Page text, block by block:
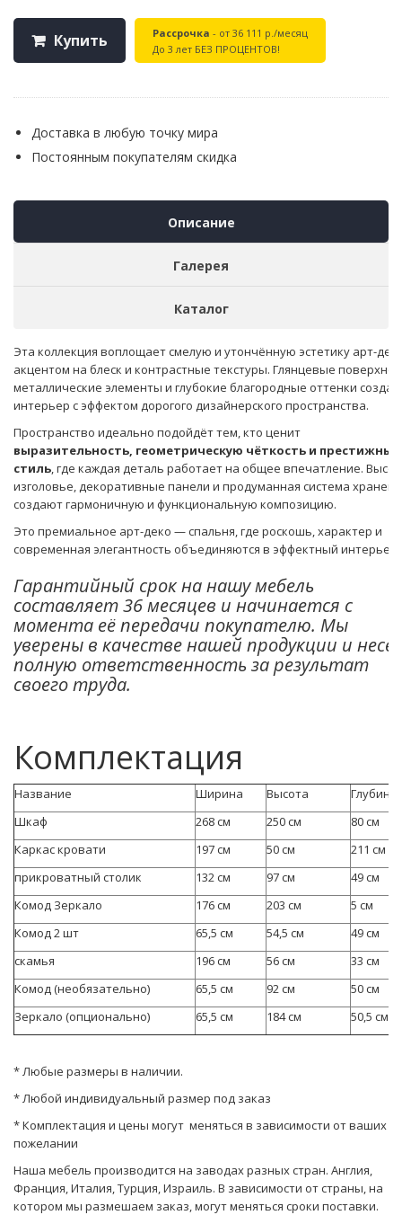
Купить Рассрочка - от 36 111 р./месяц
До 3 лет БЕЗ ПРОЦЕНТОВ!
Доставка в любую точку мира
Постоянным покупателям скидка
Описание
Галерея
Каталог
Эта коллекция воплощает смелую и утончённую эстетику арт-
акцентом на блеск и контрастные текстуры. Глянцевые
металлические элементы и глубокие благородные оттенки
интерьер с эффектом дорогого дизайнерского пространства.
Пространство идеально подойдёт тем, кто ценит
выразительность, геометрическую чёткость и престижный
стиль, где каждая деталь работает на общее впечатление.
изголовье, декоративные панели и продуманная система
создают гармоничную и функциональную композицию.
Это премиальное арт-деко — спальня, где роскошь, характер и
современная элегантность объединяются в эффектный интерьер.
Гарантийный срок на нашу мебель
составляет 36 месяцев и начинается с
момента её передачи покупателю. Мы
уверены в качестве нашей продукции и
полную ответственность за результат
своего труда.
Комплектация
Название Ширина Высота
Глубина
Шкаф
268 см 250 см
80 см
Каркас кровати
197 см 50 см
211 см
прикроватный столик
132 см 97 см
49 см
Комод Зеркало
176 см 203 см
5 см
Комод 2 шт
65,5 см 54,5 см
49 см
скамья
196 см 56 см
33 см
Комод (необязательно)
65,5 см 92 см
50 см
Зеркало (опционально)
65,5 см 184 см 50,5 см
* Любые размеры в наличии.
* Любой индивидуальный размер под заказ
* Комплектация и цены могут меняться в зависимости от ваших
пожелании
Наша мебель производится на заводах разных стран. Англия,
Франция, Италия, Турция, Израиль. В зависимости от страны, на
котором мы размешаем заказ, могут мeняться сроки поставки.